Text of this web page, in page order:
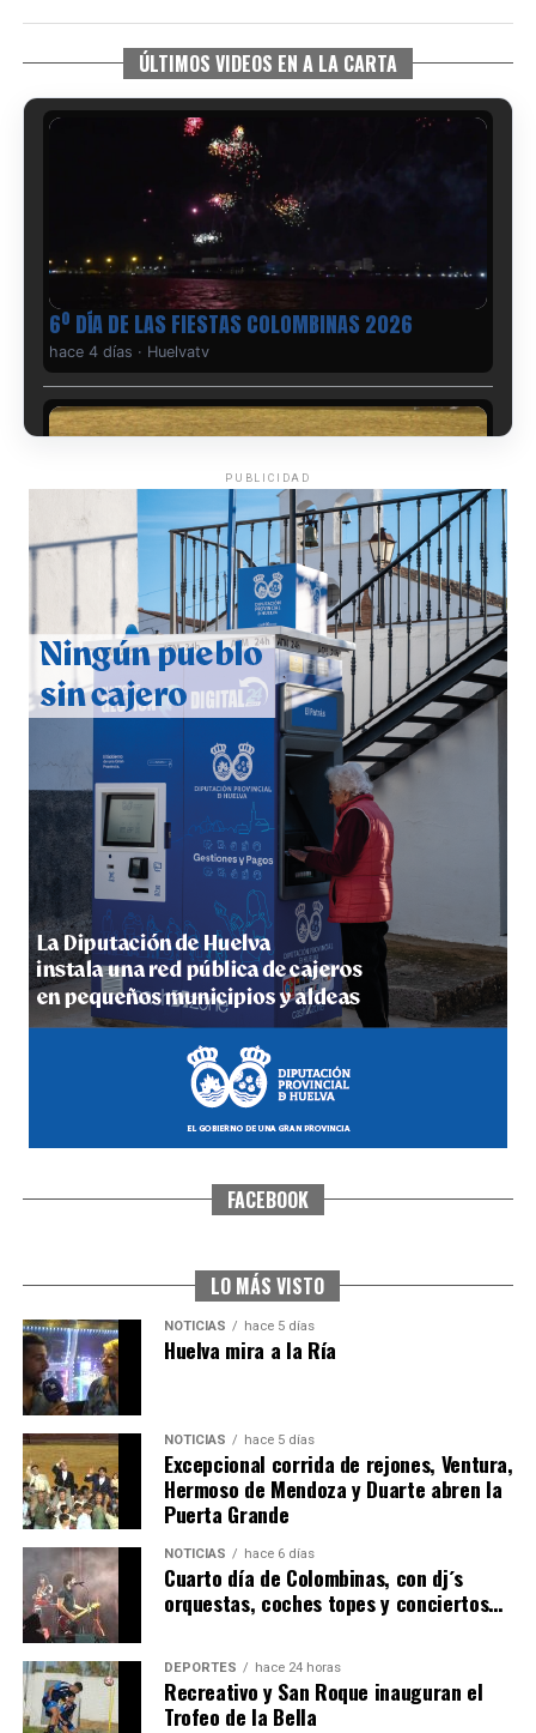
ÚLTIMOS VIDEOS EN A LA CARTA
6º DÍA DE LAS FIESTAS COLOMBINAS 2026
hace 4 días · Huelvatv
QUINTA CORRIDA DE LAS FIESTAS COLOMBINAS
2026
hace 5 días·Huelvatv
5º DÍA DE LAS FIESTAS COLOMBINAS 2026
hace 5 días·Huelvatv
CUARTA CORRIDA DE LAS FIESTAS COLOMBINAS
4º DÍA DE LAS FIESTAS COLOMBINAS 2026
hace 6 días Huelvatv
PUBLICIDAD
FACEBOOK
LO MÁS VISTO
NOTICIAS hace 5 días
Huelva mira a la Ría
NOTICIAS hace 5 días
Excepcional corrida de rejones, Ventura,
Hermoso de Mendoza y Duarte abren la
Puerta Grande
NOTICIAS hace 6 días
Cuarto día de Colombinas, con dj´s
orquestas, coches topes y conciertos…
DEPORTES hace 24 horas
Recreativo y San Roque inauguran el
Trofeo de la Bella